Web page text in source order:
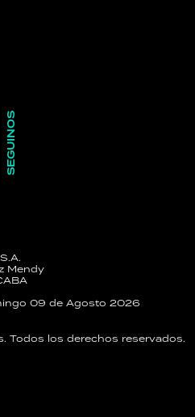
SEGUINOS
Mendy
09 de Agosto 2026
Todos los derechos reservados.